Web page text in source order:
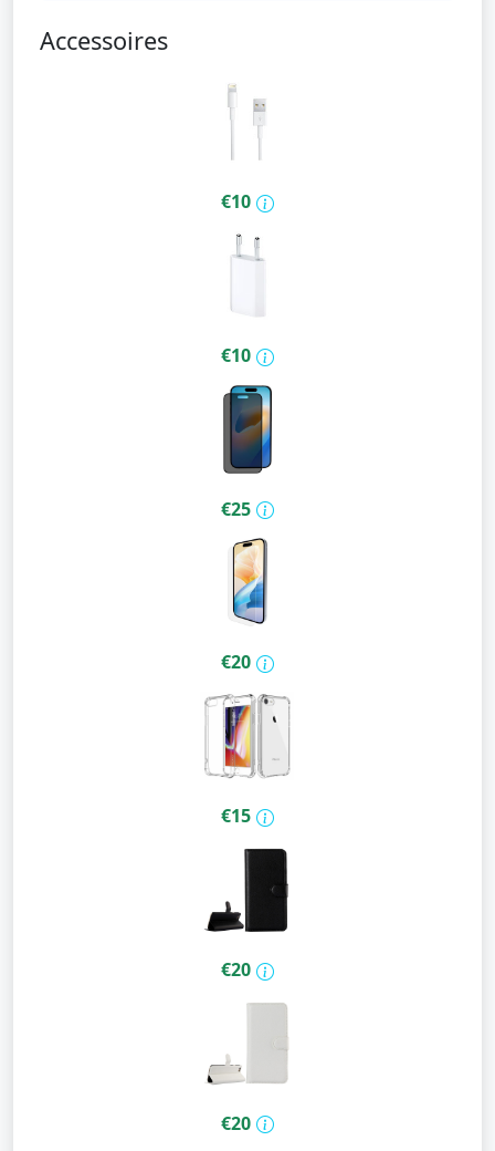
Accessoires
€10
€10
€25
€20
€15
€20
€20